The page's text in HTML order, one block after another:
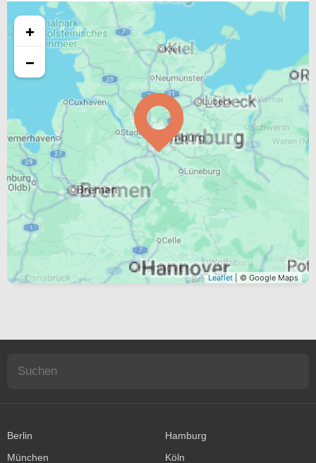
+
−
Leaflet | © Google Maps
Berlin
Hamburg
München
Köln